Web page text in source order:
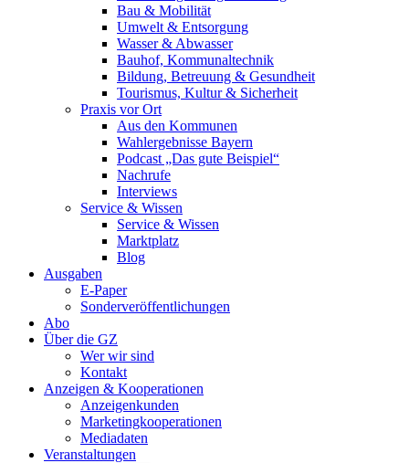
Bau & Mobilität
Umwelt & Entsorgung
Wasser & Abwasser
Bauhof, Kommunaltechnik
Bildung, Betreuung & Gesundheit
Tourismus, Kultur & Sicherheit
Praxis vor Ort
Aus den Kommunen
Wahlergebnisse Bayern
Podcast „Das gute Beispiel“
Nachrufe
Interviews
Service & Wissen
Service & Wissen
Marktplatz
Blog
Ausgaben
E-Paper
Sonderveröffentlichungen
Abo
Über die GZ
Wer wir sind
Kontakt
Anzeigen & Kooperationen
Anzeigenkunden
Marketingkooperationen
Mediadaten
Veranstaltungen